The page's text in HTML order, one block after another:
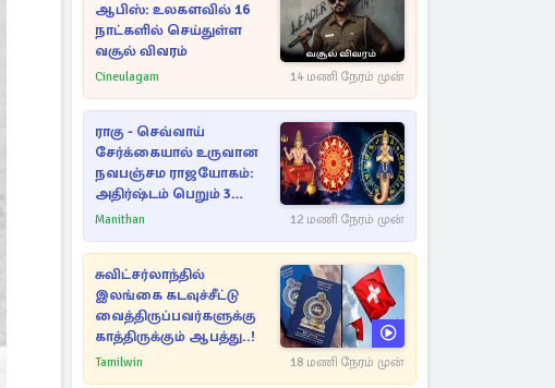
ஆபிஸ்: உலகளவில் 16
நாட்களில் செய்துள்ள
வசூல் விவரம்
Cineulagam 14 மணி நேரம் முன்
ராகு - செவ்வாய்
சேர்க்கையால் உருவான
நவபஞ்சம ராஜயோகம்:
அதிர்ஷ்டம் பெறும் 3
ராசிகள்!
Manithan 12 மணி நேரம் முன்
சுவிட்சர்லாந்தில்
இலங்கை கடவுச்சீட்டு
வைத்திருப்பவர்களுக்கு
காத்திருக்கும் ஆபத்து..!
Tamilwin 18 மணி நேரம் முன்